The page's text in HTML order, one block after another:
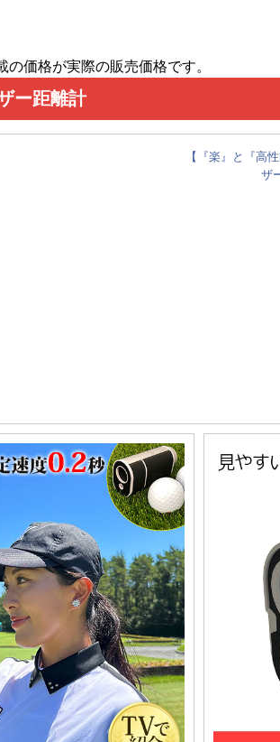
価格が実際の販売価格です。
ー距離計
【『楽』と『高
ザ